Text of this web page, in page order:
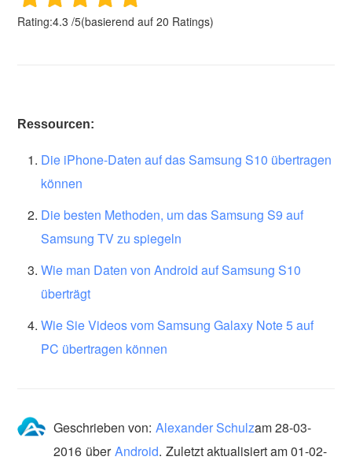
Rating:4.3 /5(basierend auf20 Ratings)
Ressourcen:
Die iPhone-Daten auf das Samsung S10 übertragen
können
Die besten Methoden, um das Samsung S9 auf
Samsung TV zu spiegeln
Wie man Daten von Android auf Samsung S10
überträgt
Wie Sie Videos vom Samsung Galaxy Note 5 auf
PC übertragen können
Geschrieben von: Alexander Schulzam28-03-
2016 über Android. Zuletzt aktualisiert am 01-02-